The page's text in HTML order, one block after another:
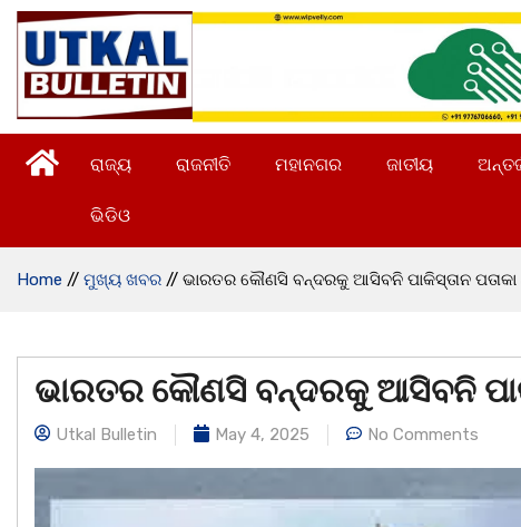
ରାଜ୍ୟ ରାଜନୀତି ମହାନଗର ଜାତୀୟ
ଭିଡିଓ
Home // ମୁଖ୍ୟ ଖବର // ଭାରତର କୌଣସି ବନ୍ଦରକୁ ଆସିବନି ପାକିସ୍ତାନ ପତାକା
ଭାରତର କୌଣସି ବନ୍ଦରକୁ ଆସିବନି
Utkal Bulletin May 4, 2025 No Comments